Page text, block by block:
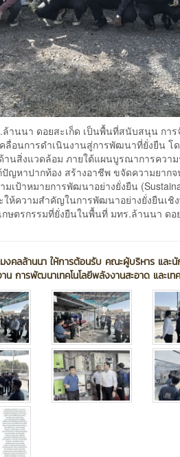
ล้านนา ดอยสะเก็ด เป็นพื้นที่สนับสนุน กา
ลื่อนการดำเนินงานสู่การพัฒนาที่ยั่งยืน
านสิ่งแวดล้อม ภายใต้แผนบูรณาการคว
ปัญหาปากท้อง สร้างอาชีพ ขจัดความยา
เป้าหมายการพัฒนาอย่างยั่งยืน
ให้ความสำคัญในการพัฒนาอย่างยั่งยืนเ
ษตรกรรมที่ยั่งยืนในพื้นที่ มทร.ล้านนา ดอ
มงคลล้านนา ให้การต้อนรับ คณะผู้บริหาร แล
น การพัฒนาเทคโนโลยีพลังงานสะอาด และเท